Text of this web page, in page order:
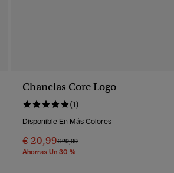
Chanclas Core Logo
(1)
Disponible En Más Colores
€ 20,99Precio Rebajado De
€ 29,99A
Ahorras Un 30 %